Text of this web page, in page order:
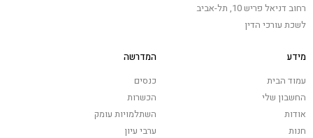
רחוב דניאל פריש 10, תל-אביב
לשכת עורכי הדין
מידע
עמוד הבית
החשבון שלי
אודות
חנות
המדרשה
כנסים
הכשרות
השתלמויות עומק
ערבי עיון